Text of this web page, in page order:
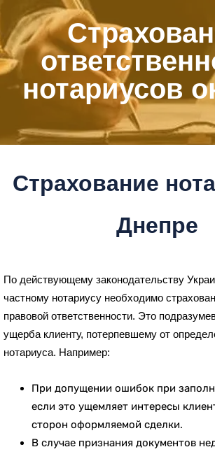
нотариусов
Страхование
Днепре
По действующему законодательству
частному нотариусу необходимо
правовой ответственности. Это
ущерба клиенту, потерпевшему от
нотариуса. Например:
При допущении ошибок при
если это ущемляет интересы
сторон оформляемой сделки.
В случае признания документов